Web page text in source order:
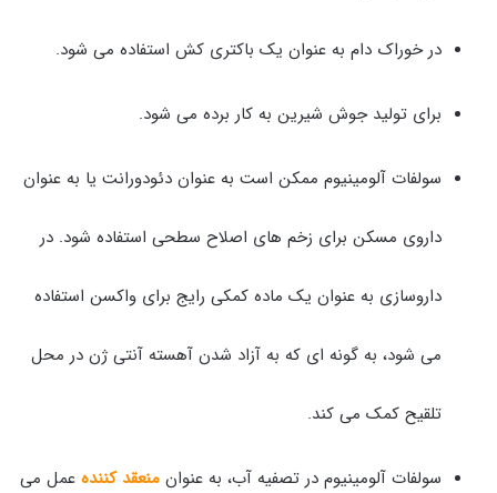
در خوراک دام به عنوان یک باکتری کش استفاده می شود.
برای تولید جوش شیرین به کار برده می شود.
سولفات آلومینیوم ممکن است به عنوان دئودورانت یا به عنوان
داروی مسکن برای زخم های اصلاح سطحی استفاده شود. در
داروسازی به عنوان یک ماده کمکی رایج برای واکسن استفاده
می شود، به گونه ای که به آزاد شدن آهسته آنتی ژن در محل
تلقیح کمک می کند.
سولفات آلومینیوم در تصفیه آب، به عنوان منعقد کننده عمل می